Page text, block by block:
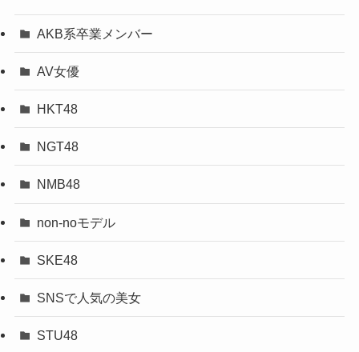
AKB系卒業メンバー
AV女優
HKT48
NGT48
NMB48
non-noモデル
SKE48
SNSで人気の美女
STU48